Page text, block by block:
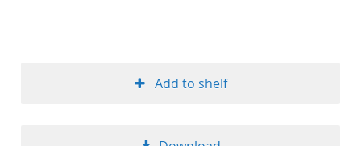
Add to shelf